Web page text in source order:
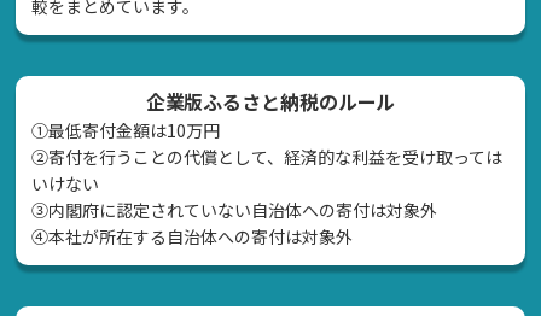
較をまとめています。
企業版ふるさと納税のルール
①最低寄付金額は10万円
②寄付を行うことの代償として、経済的な利益を受け取っては
いけない
➂内閣府に認定されていない自治体への寄付は対象外
④本社が所在する自治体への寄付は対象外